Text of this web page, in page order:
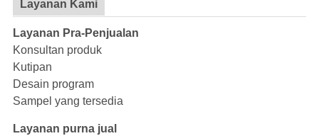
Layanan Kami
Layanan Pra-Penjualan
Konsultan produk
Kutipan
Desain program
Sampel yang tersedia
Layanan purna jual